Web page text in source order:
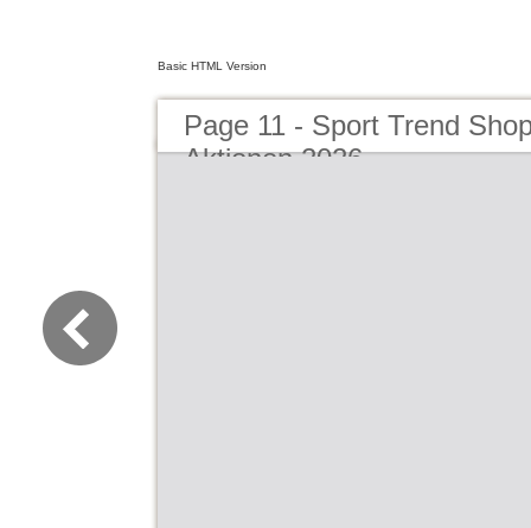
Basic HTML Version
Page 11 - Sport Trend
Aktionen 2026